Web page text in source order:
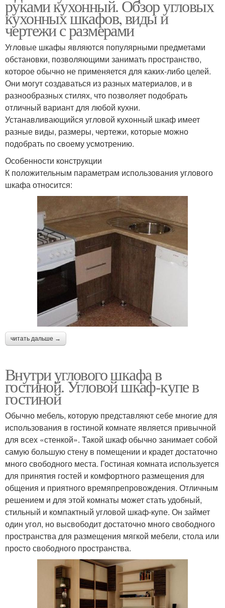
руками кухонный. Обзор угловых
кухонных шкафов, виды и
чертежи с размерами
Угловые шкафы являются популярными предметами
обстановки, позволяющими занимать пространство,
которое обычно не применяется для каких-либо целей.
Они могут создаваться из разных материалов, и в
разнообразных стилях, что позволяет подобрать
отличный вариант для любой кухни.
Устанавливающийся угловой кухонный шкаф имеет
разные виды, размеры, чертежи, которые можно
подобрать по своему усмотрению.
Особенности конструкции
К положительным параметрам использования углового
шкафа относится:
читать дальше →
Внутри углового шкафа в
гостиной. Угловой шкаф-купе в
гостиной
Обычно мебель, которую представляют себе многие для
использования в гостиной комнате является привычной
для всех «стенкой». Такой шкаф обычно занимает собой
самую большую стену в помещении и крадет достаточно
много свободного места. Гостиная комната используется
для принятия гостей и комфортного размещения для
общения и приятного времяпрепровождения. Отличным
решением и для этой комнаты может стать удобный,
стильный и компактный угловой шкаф-купе. Он займет
один угол, но высвободит достаточно много свободного
пространства для размещения мягкой мебели, стола или
просто свободного пространства.